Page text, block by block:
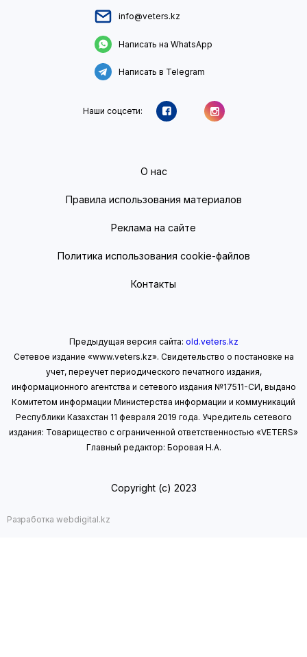
info@veters.kz
Написать на WhatsApp
Написать в Telegram
Наши соцсети:
О нас
Правила использования материалов
Реклама на сайте
Политика использования cookie-файлов
Контакты
Предыдущая версия сайта: old.veters.kz
Сетевое издание «www.veters.kz». Свидетельство о постановке на
учет, переучет периодического печатного издания,
информационного агентства и сетевого издания №17511-СИ, выдано
Комитетом информации Министерства информации и коммуникаций
Республики Казахстан 11 февраля 2019 года. Учредитель сетевого
издания: Товарищество с ограниченной ответственностью «VETERS»
Главный редактор: Боровая Н.А.
Copyright (с) 2023
Разработка webdigital.kz